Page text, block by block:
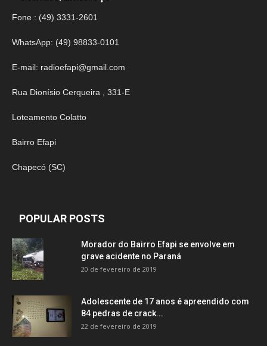
Fone : (49) 3331-2601
WhatsApp: (49) 98833-0101
E-mail: radioefapi@gmail.com
Rua Dionísio Cerqueira , 331-E
Loteamento Colatto
Bairro Efapi
Chapecó (SC)
POPULAR POSTS
Morador do Bairro Efapi se envolve em
grave acidente no Paraná
20 de fevereiro de 2019
Adolescente de 17 anos é apreendido com
84 pedras de crack...
22 de fevereiro de 2019